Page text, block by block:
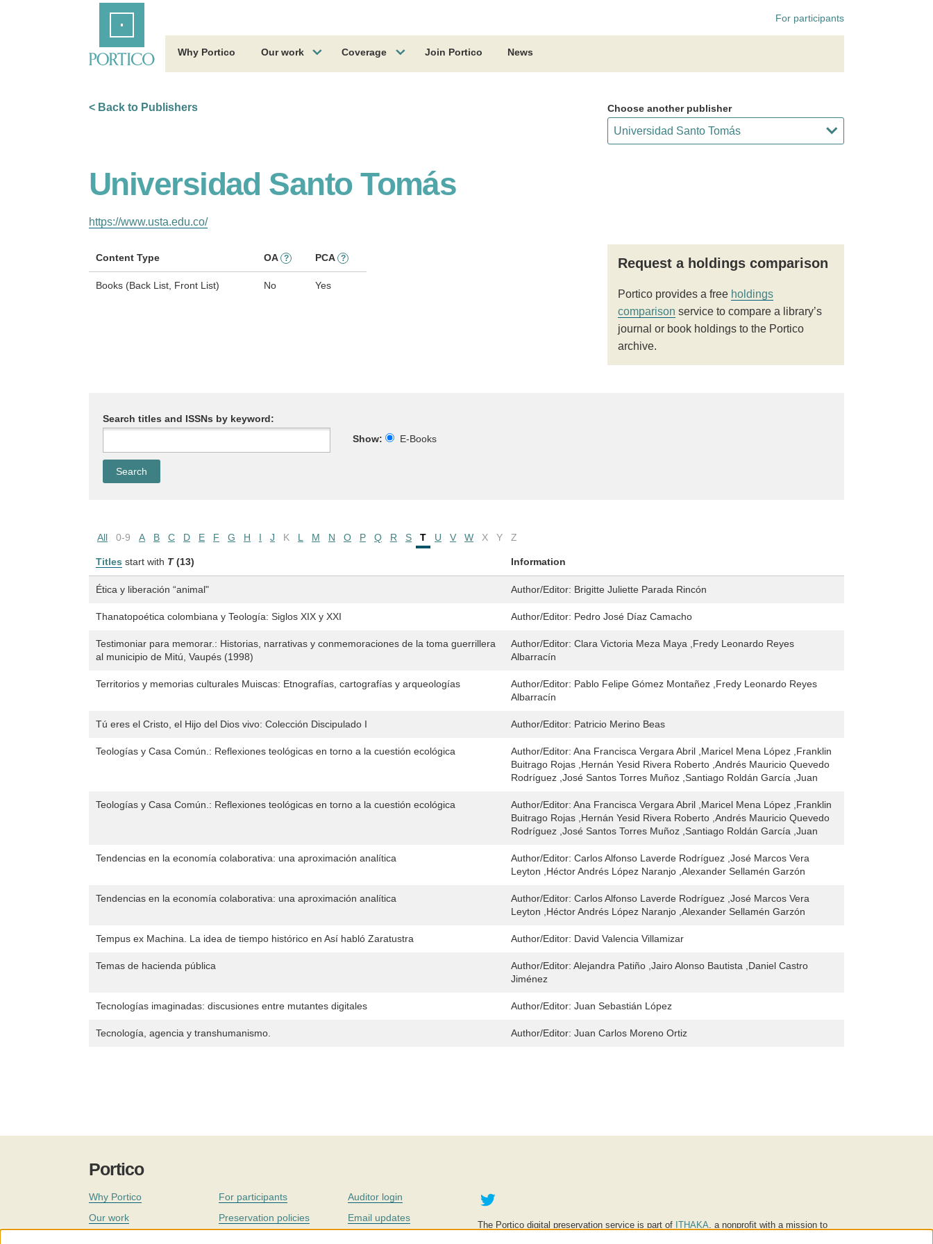
For participants
Why Portico Our work Coverage Join Portico News
< Back to Publishers Choose another publisher
Universidad Santo Tomás
https://www.usta.edu.co/
Content Type OA ? PCA ?
Books (Back List, Front List) No Yes
Request a holdings comparison
Portico provides a free holdings
comparison service to compare a library’s
journal or book holdings to the Portico
archive.
Search titles and ISSNs by keyword:
Show:
E-Books
All 0-9 A B C D E F G H I J K L M N O P Q R S T U V W X Y Z
Titles start with T (13) Information
Ética y liberación “animal" Author/Editor: Brigitte Juliette Parada Rincón
Thanatopoética colombiana y Teología: Siglos XIX y XXI Author/Editor: Pedro José Díaz Camacho
Testimoniar para memorar.: Historias, narrativas y conmemoraciones de la toma guerrillera
al municipio de Mitú, Vaupés (1998)
Author/Editor: Clara Victoria Meza Maya ,Fredy Leonardo Reyes
Albarracín
Territorios y memorias culturales Muiscas: Etnografías, cartografías y arqueologías Author/Editor: Pablo Felipe Gómez Montañez ,Fredy Leonardo Reyes
Albarracín
Tú eres el Cristo, el Hijo del Dios vivo: Colección Discipulado I Author/Editor: Patricio Merino Beas
Teologías y Casa Común.: Reflexiones teológicas en torno a la cuestión ecológica Author/Editor: Ana Francisca Vergara Abril ,Maricel Mena López ,Franklin
Buitrago Rojas ,Hernán Yesid Rivera Roberto ,Andrés Mauricio Quevedo
Rodríguez ,José Santos Torres Muñoz ,Santiago Roldán García ,Juan
Teologías y Casa Común.: Reflexiones teológicas en torno a la cuestión ecológica Author/Editor: Ana Francisca Vergara Abril ,Maricel Mena López ,Franklin
Buitrago Rojas ,Hernán Yesid Rivera Roberto ,Andrés Mauricio Quevedo
Rodríguez ,José Santos Torres Muñoz ,Santiago Roldán García ,Juan
Tendencias en la economía colaborativa: una aproximación analítica Author/Editor: Carlos Alfonso Laverde Rodríguez ,José Marcos Vera
Leyton ,Héctor Andrés López Naranjo ,Alexander Sellamén Garzón
Tendencias en la economía colaborativa: una aproximación analítica Author/Editor: Carlos Alfonso Laverde Rodríguez ,José Marcos Vera
Leyton ,Héctor Andrés López Naranjo ,Alexander Sellamén Garzón
Tempus ex Machina. La idea de tiempo histórico en Así habló Zaratustra Author/Editor: David Valencia Villamizar
Temas de hacienda pública Author/Editor: Alejandra Patiño ,Jairo Alonso Bautista ,Daniel Castro
Jiménez
Tecnologías imaginadas: discusiones entre mutantes digitales Author/Editor: Juan Sebastián López
Tecnología, agencia y transhumanismo. Author/Editor: Juan Carlos Moreno Ortiz
Portico
Why Portico
Our work
For participants
Preservation policies
Auditor login
Email updates
Twitter
The Portico digital preservation service is part of ITHAKA, a nonprofit with a mission to